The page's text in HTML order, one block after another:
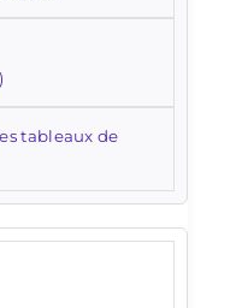
tableaux de